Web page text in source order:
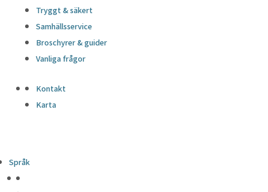
Tryggt & säkert
Samhällsservice
Broschyrer & guider
Vanliga frågor
Kontakt
Karta
Språk